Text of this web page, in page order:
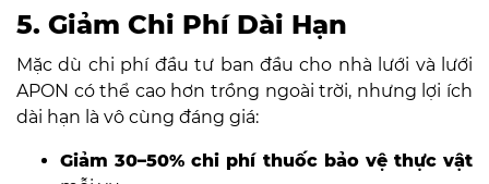
5. Giảm Chi Phí Dài Hạn
Mặc dù chi phí đầu tư ban đầu cho nhà lưới và lưới
APON có thể cao hơn trồng ngoài trời, nhưng lợi ích
dài hạn là vô cùng đáng giá:
Giảm 30–50% chi phí thuốc bảo vệ thực vật